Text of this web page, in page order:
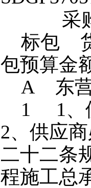
采购
标包
包预算金
A 东营
1 1、供
2、供应
二十二条
程施工总